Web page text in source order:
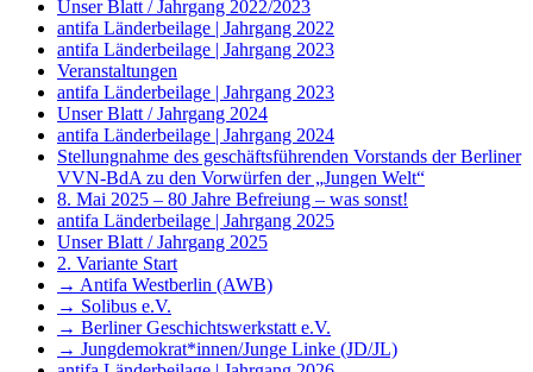
Unser Blatt / Jahrgang 2022/2023
antifa Länderbeilage | Jahrgang 2022
antifa Länderbeilage | Jahrgang 2023
Veranstaltungen
antifa Länderbeilage | Jahrgang 2023
Unser Blatt / Jahrgang 2024
antifa Länderbeilage | Jahrgang 2024
Stellungnahme des geschäftsführenden Vorstands der Berliner
VVN-BdA zu den Vorwürfen der „Jungen Welt“
8. Mai 2025 – 80 Jahre Befreiung – was sonst!
antifa Länderbeilage | Jahrgang 2025
Unser Blatt / Jahrgang 2025
2. Variante Start
→ Antifa Westberlin (AWB)
→ Solibus e.V.
→ Berliner Geschichtswerkstatt e.V.
→ Jungdemokrat*innen/Junge Linke (JD/JL)